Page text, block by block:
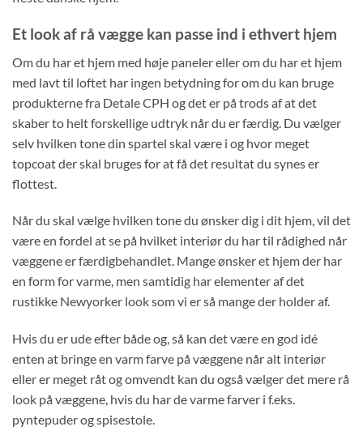
Et look af rå vægge kan passe ind i ethvert hjem
Om du har et hjem med høje paneler eller om du har et hjem
med lavt til loftet har ingen betydning for om du kan bruge
produkterne fra Detale CPH og det er på trods af at det
skaber to helt forskellige udtryk når du er færdig. Du vælger
selv hvilken tone din spartel skal være i og hvor meget
topcoat der skal bruges for at få det resultat du synes er
flottest.
Når du skal vælge hvilken tone du ønsker dig i dit hjem, vil det
være en fordel at se på hvilket interiør du har til rådighed når
væggene er færdigbehandlet. Mange ønsker et hjem der har
en form for varme, men samtidig har elementer af det
rustikke Newyorker look som vi er så mange der holder af.
Hvis du er ude efter både og, så kan det være en god idé
enten at bringe en varm farve på væggene når alt interiør
eller er meget råt og omvendt kan du også vælger det mere rå
look på væggene, hvis du har de varme farver i f.eks.
pyntepuder og spisestole.